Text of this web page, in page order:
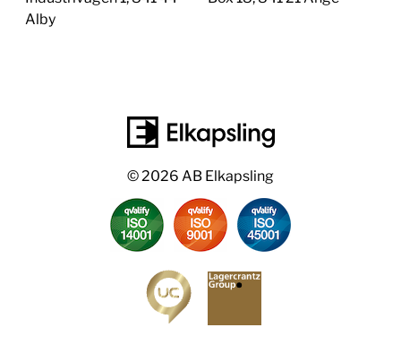
Alby
© 2026 AB Elkapsling